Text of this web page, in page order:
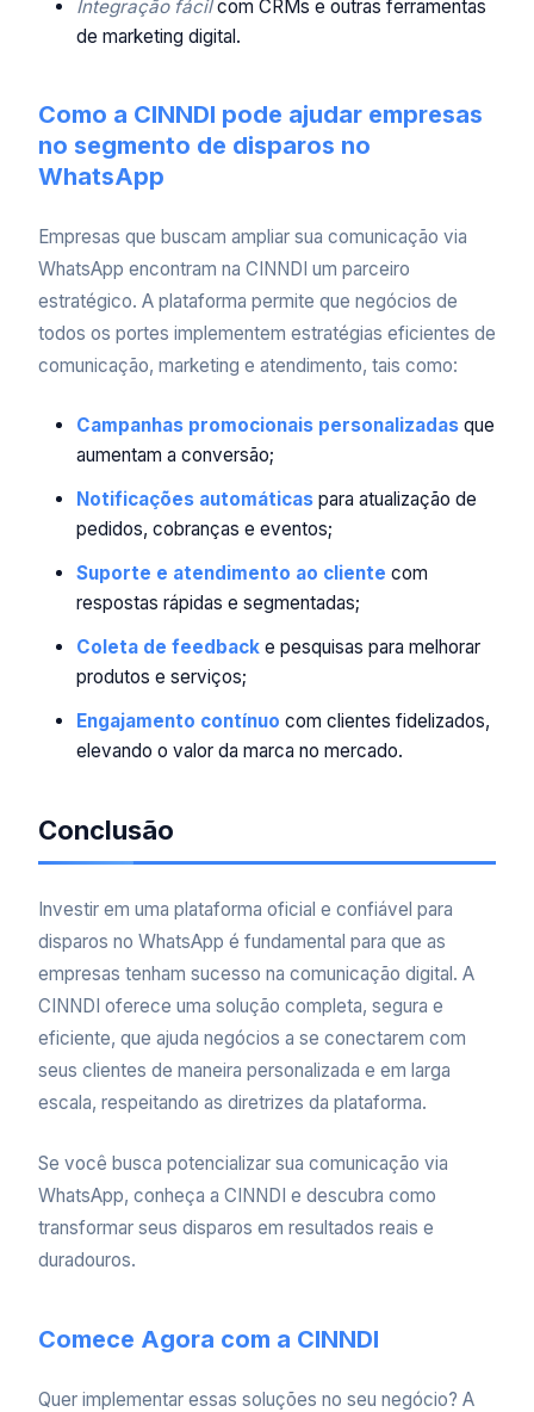
Integração fácilcom CRMs e outras ferramentas
de marketing digital.
Como a CINNDI pode ajudar empresas
no segmento de disparos no
WhatsApp
Empresas que buscam ampliar sua comunicação via
WhatsApp encontram na CINNDI um parceiro
estratégico. A plataforma permite que negócios de
todos os portes implementem estratégias eficientes de
comunicação, marketing e atendimento, tais como:
Campanhas promocionais personalizadas que
aumentam a conversão;
Notificações automáticas para atualização de
pedidos, cobranças e eventos;
Suporte e atendimento ao cliente com
respostas rápidas e segmentadas;
Coleta de feedback e pesquisas para melhorar
produtos e serviços;
Engajamento contínuo com clientes fidelizados,
elevando o valor da marca no mercado.
Conclusão
Investir em uma plataforma oficial e confiável para
disparos no WhatsApp é fundamental para que as
empresas tenham sucesso na comunicação digital. A
CINNDI oferece uma solução completa, segura e
eficiente, que ajuda negócios a se conectarem com
seus clientes de maneira personalizada e em larga
escala, respeitando as diretrizes da plataforma.
Se você busca potencializar sua comunicação via
WhatsApp, conheça a CINNDI e descubra como
transformar seus disparos em resultados reais e
duradouros.
Comece Agora com a CINNDI
Quer implementar essas soluções no seu negócio? A